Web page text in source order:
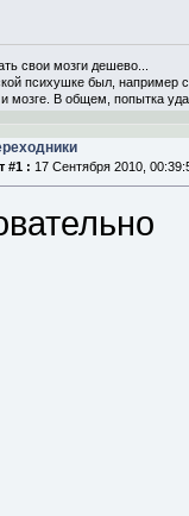
свои мозги дешево...
психушке был, например
и мозге. В общем, попытка
#1 : 17 Сентября 2010,